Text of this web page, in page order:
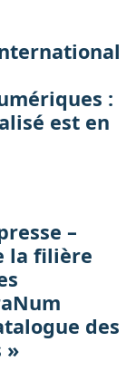
:
est en
–
la filière
des
»